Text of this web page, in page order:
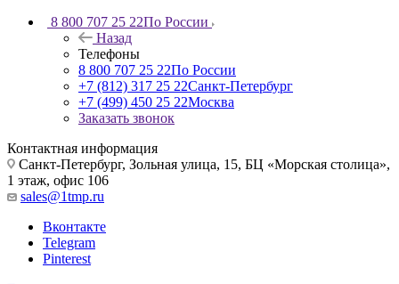
8 800 707 25 22По России
Назад
Телефоны
8 800 707 25 22По России
+7 (812) 317 25 22Санкт-Петербург
+7 (499) 450 25 22Москва
Заказать звонок
Контактная информация
Санкт-Петербург, Зольная улица, 15, БЦ «Морская столица»,
1 этаж, офис 106
sales@1tmp.ru
Вконтакте
Telegram
Pinterest